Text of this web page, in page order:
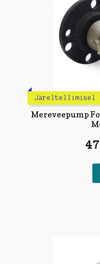
Järeltellimisel
Mereveepump